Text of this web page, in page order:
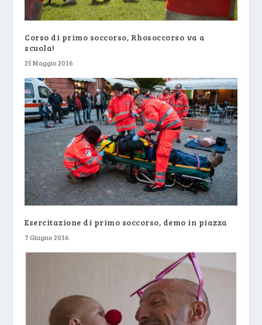
Corso di primo soccorso, Rhosoccorso va a
scuola!
25 Maggio 2016
Esercitazione di primo soccorso, demo in piazza
7 Giugno 2016